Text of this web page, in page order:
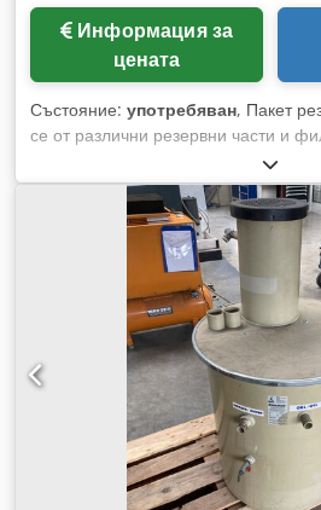
Информация за
цената
Състояние: употребяван, Пакет
се от различни резервни части и
фрижидери на производителите
заявка могат да бъдат предложени
части от пакета. Подробни снимки
предоставени. Codeqapixopfx